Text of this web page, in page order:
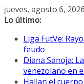
Saltar
al
jueves, agosto 6, 2026
Lo último:
Liga FutVe:
feudo
Diana Sanoja:
venezolano en
Hallan el